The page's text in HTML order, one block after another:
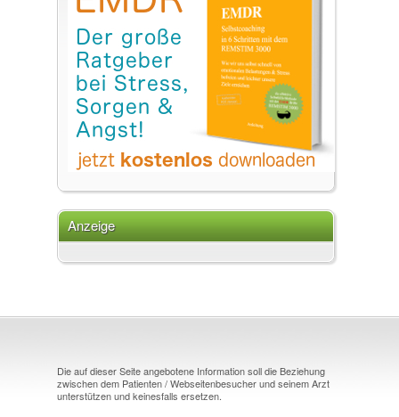
Anzeige
Die auf dieser Seite angebotene Information soll die Beziehung
zwischen dem Patienten / Webseitenbesucher und seinem Arzt
unterstützen und keinesfalls ersetzen.